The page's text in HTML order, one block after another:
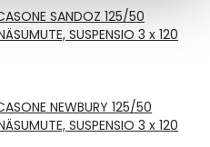
SANDOZ 125/50
SUSPENSIO 3 x 120
NEWBURY 125/50
SUSPENSIO 3 x 120